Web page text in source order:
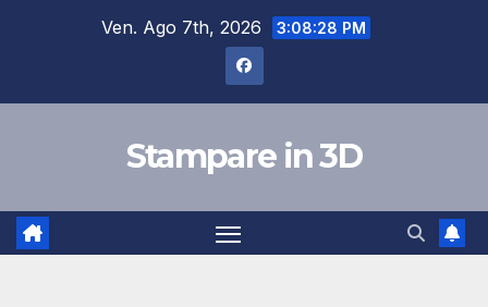
Ven. Ago 7th, 2026 3:08:29 PM
Stampare in 3D